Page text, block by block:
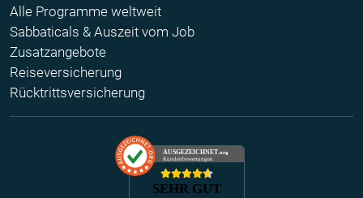
Alle Programme weltweit
Sabbaticals & Auszeit vom Job
Zusatzangebote
Reiseversicherung
Rücktrittsversicherung
AUSGEZEICHNET.org
Kundenbewertungen
SEHR GUT